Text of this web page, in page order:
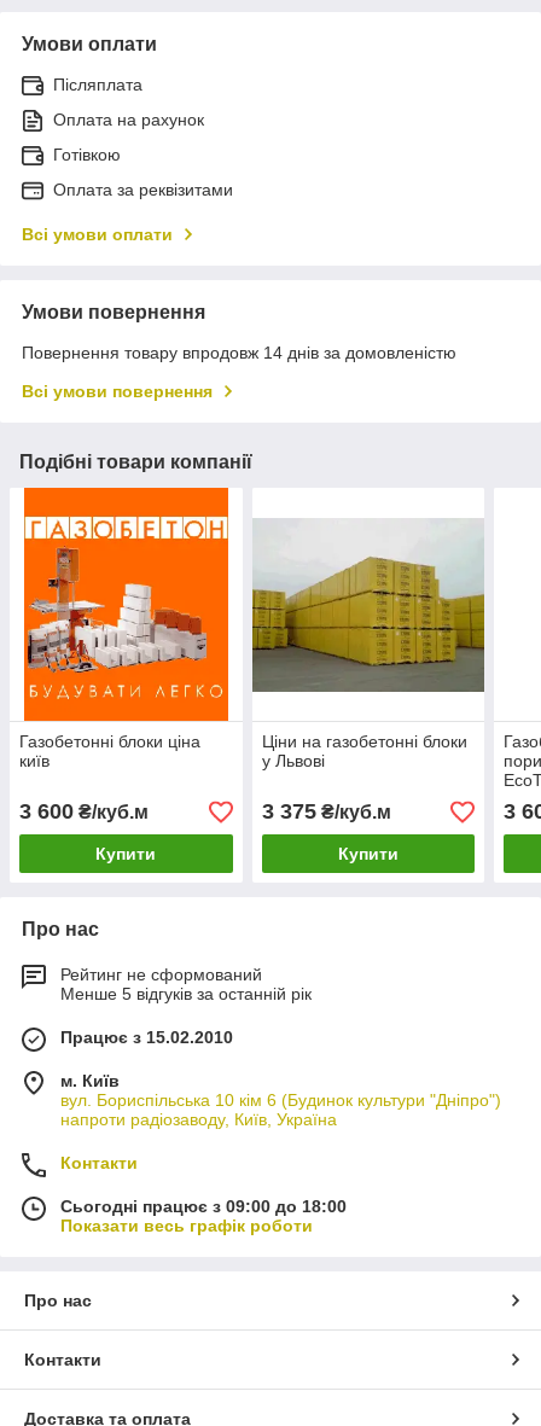
Умови оплати
Післяплата
Оплата на рахунок
Готівкою
Оплата за реквізитами
Всі умови оплати
Умови повернення
Повернення товару впродовж 14 днів за домовленістю
Всі умови повернення
Подібні товари компанії
Газобетонні блоки ціна
київ
3 600 ₴/куб.м
Купити
Ціни на газобетонні блоки
у Львові
3 375₴/куб.м
Купити
3
Про нас
Рейтинг не сформований
Менше 5 відгуків за останній рік
Працює з 15.02.2010
м. Київ
вул. Бориспільська 10 кім 6 (Будинок культури "Дніпро")
напроти радіозаводу, Київ, Україна
Контакти
Сьогодні працює з 09:00 до 18:00
Показати весь графік роботи
Про нас
Контакти
Доставка та оплата